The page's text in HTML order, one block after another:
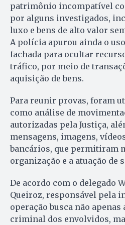
patrimônio incompatível
por alguns investigados,
luxo e bens de alto valor
A polícia apurou ainda o
fachada para ocultar
tráfico, por meio de
aquisição de bens.
Para reunir provas, foram
como análise de
autorizadas pela Justiça,
mensagens, imagens,
bancários, que permitiram
organização e a atuação de
De acordo com o delegado
Queiroz, responsável pela
operação busca não
criminal dos envolvidos,